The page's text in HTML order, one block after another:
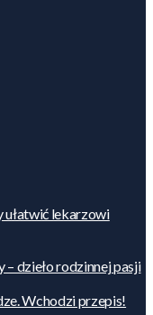
ułatwić lekarzowi
dzieło rodzinnej pasji
Wchodzi przepis!